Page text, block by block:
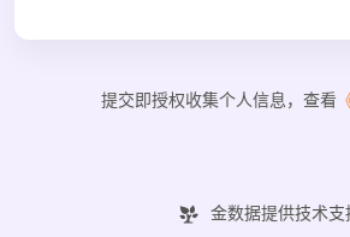
提交即授权收集个人信息，查看
金数据提供技术支